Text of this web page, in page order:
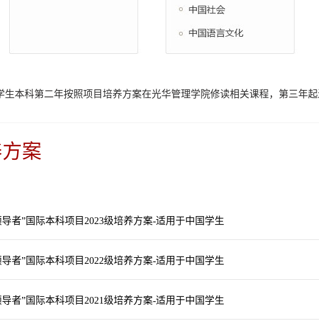
生本科第二年按照项目培养方案在光华管理学院修读相关课程，第三年起
案
者”国际本科项目2023级培养方案-适用于中国学生
者”国际本科项目2022级培养方案-适用于中国学生
者”国际本科项目2021级培养方案-适用于中国学生